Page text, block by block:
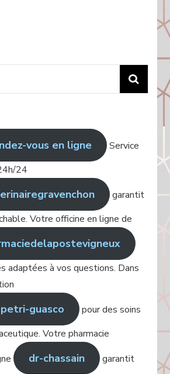
vous en ligne
Service
24
garantit
Votre officine en ligne de
adaptées à vos questions. Dans
guasco
pour des soins
Votre pharmacie
dr-chassain
garantit